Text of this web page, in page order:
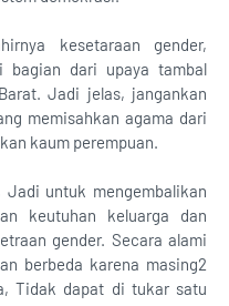
kesetaraan gender,
bagian dari upaya tambal
Jadi jelas, jangankan
memisahkan agama dari
kaum perempuan.
untuk mengembalikan
keutuhan keluarga dan
gender. Secara alami
berbeda karena masing2
Tidak dapat di tukar satu